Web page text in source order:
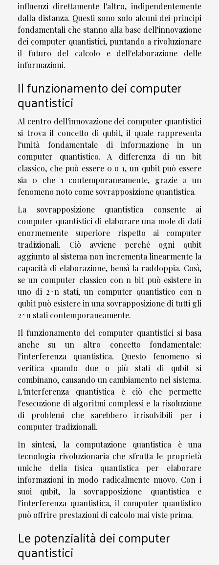
influenzi direttamente l'altro, indipendentemente
dalla distanza. Questi sono solo alcuni dei principi
fondamentali che stanno alla base dell'innovazione
dei computer quantistici, puntando a rivoluzionare
il futuro del calcolo e dell'elaborazione delle
informazioni.
Il funzionamento dei computer
quantistici
Al centro dell'innovazione dei computer quantistici
si trova il concetto di qubit, il quale rappresenta
l'unità fondamentale di informazione in un
computer quantistico. A differenza di un bit
classico, che può essere 0 o 1, un qubit può essere
sia 0 che 1 contemporaneamente, grazie a un
fenomeno noto come sovrapposizione quantistica.
La sovrapposizione quantistica consente ai
computer quantistici di elaborare una mole di dati
enormemente superiore rispetto ai computer
tradizionali. Ciò avviene perché ogni qubit
aggiunto al sistema non incrementa linearmente la
capacità di elaborazione, bensì la raddoppia. Così,
se un computer classico con n bit può esistere in
uno di 2^n stati, un computer quantistico con n
qubit può esistere in una sovrapposizione di tutti gli
2^n stati contemporaneamente.
Il funzionamento dei computer quantistici si basa
anche su un altro concetto fondamentale:
l'interferenza quantistica. Questo fenomeno si
verifica quando due o più stati di qubit si
combinano, causando un cambiamento nel sistema.
L'interferenza quantistica è ciò che permette
l'esecuzione di algoritmi complessi e la risoluzione
di problemi che sarebbero irrisolvibili per i
computer tradizionali.
In sintesi, la computazione quantistica è una
tecnologia rivoluzionaria che sfrutta le proprietà
uniche della fisica quantistica per elaborare
informazioni in modo radicalmente nuovo. Con i
suoi qubit, la sovrapposizione quantistica e
l'interferenza quantistica, il computer quantistico
può offrire prestazioni di calcolo mai viste prima.
Le potenzialità dei computer
quantistici